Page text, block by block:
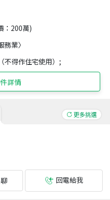
：200萬)
業〉
不得作住宅使用）;
詳情
更多挑選
回電給我